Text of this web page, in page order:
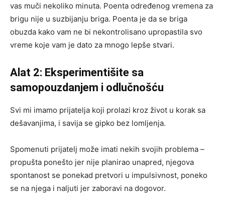
vas muči nekoliko minuta. Poenta određenog vremena za
brigu nije u suzbijanju briga. Poenta je da se briga
obuzda kako vam ne bi nekontrolisano upropastila svo
vreme koje vam je dato za mnogo lepše stvari.
Alat 2: Eksperimentišite sa
samopouzdanjem i odlučnošću
Svi mi imamo prijatelja koji prolazi kroz život u korak sa
dešavanjima, i savija se gipko bez lomljenja.
Spomenuti prijatelj može imati nekih svojih problema –
propušta ponešto jer nije planirao unapred, njegova
spontanost se ponekad pretvori u impulsivnost, poneko
se na njega i naljuti jer zaboravi na dogovor.